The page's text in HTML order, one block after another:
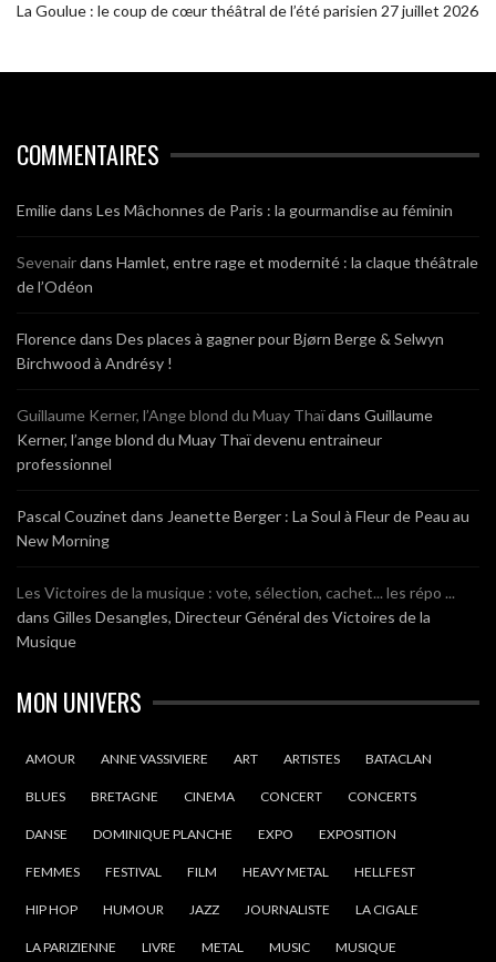
La Goulue : le coup de cœur théâtral de l’été parisien 27 juillet 2026
COMMENTAIRES
Emiliedans Les Mâchonnes de Paris : la gourmandise au féminin
Sevenairdans Hamlet, entre rage et modernité : la claque théâtrale
de l’Odéon
Florencedans Des places à gagner pour Bjørn Berge & Selwyn
Birchwood à Andrésy !
Guillaume Kerner, l’Ange blond du Muay Thaïdans Guillaume
Kerner, l’ange blond du Muay Thaï devenu entraineur
professionnel
Pascal Couzinet dans Jeanette Berger : La Soul à Fleur de Peau au
New Morning
Les Victoires de la musique : vote, sélection, cachet... les répo ...
dans Gilles Desangles, Directeur Général des Victoires de la
Musique
MON UNIVERS
AMOUR ANNE VASSIVIERE ART ARTISTES BATACLAN
BLUES BRETAGNE CINEMA CONCERT CONCERTS
DANSE DOMINIQUE PLANCHE EXPO EXPOSITION
FEMMES FESTIVAL FILM HEAVY METAL HELLFEST
HIP HOP HUMOUR JAZZ JOURNALISTE LA CIGALE
LA PARIZIENNE LIVRE METAL MUSIC MUSIQUE